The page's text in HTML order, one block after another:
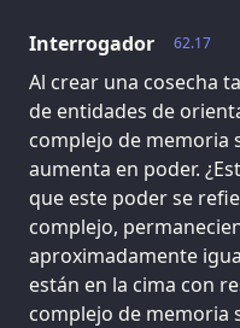
62.17
Interrogador
Al crear una cosecha
de entidades de
complejo de memoria
aumenta en poder.
que este poder se
complejo,
aproximadamente
están en la cima con
complejo de memoria